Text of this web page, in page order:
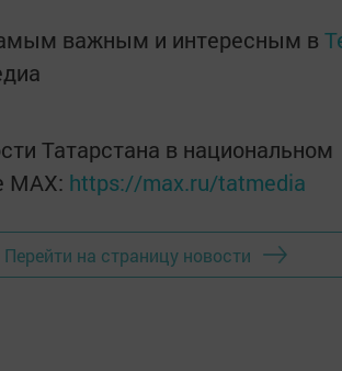
важным и интересным в
Татарстана в национальном
MАХ: https://max.ru/tatmedia
Перейти на страницу новости